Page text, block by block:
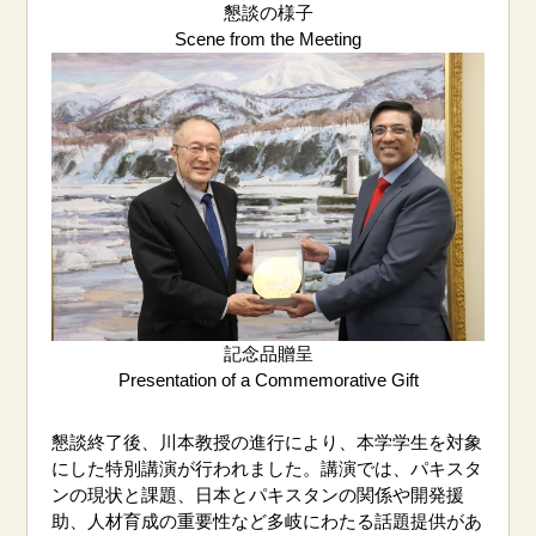
懇談の様子
Scene from the Meeting
記念品贈呈
Presentation of a Commemorative Gift
懇談終了後、川本教授の進行により、本学学生を対象
にした特別講演が行われました。講演では、パキスタ
ンの現状と課題、日本とパキスタンの関係や開発援
助、人材育成の重要性など多岐にわたる話題提供があ